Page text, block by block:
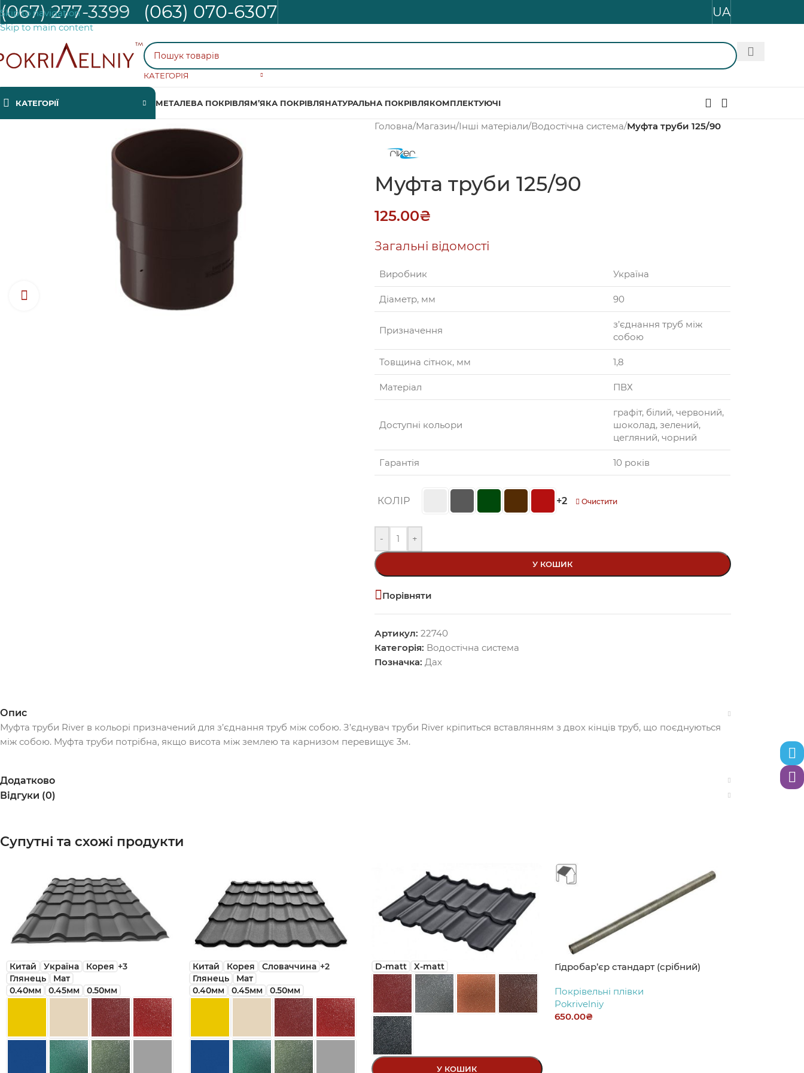
Skip to navigation
Skip to main content
(067) 277-3399 (063) 070-6307 UA
КАТЕГОРІЯ
КАТЕГОРІЇ МЕТАЛЕВА ПОКРІВЛЯМ’ЯКА ПОКРІВЛЯНАТУРАЛЬНА ПОКРІВЛЯКОМПЛЕКТУЮЧІ
Натисніть, щоб збільшити зображення
Головна/Магазин/Інші матеріали/Водостічна система/Муфта труби 125/90
Муфта труби 125/90
125.00₴
Загальні відомості
Виробник Україна
Діаметр, мм 90
Призначення
з’єднання труб між
собою
Товщина сітнок, мм 1,8
Матеріал ПВХ
Доступні кольори
графіт, білий, червоний,
шоколад, зелений,
цегляний, чорний
Гарантія 10 років
КОЛІР +2 Очистити
- +
У КОШИК
Порівняти
Артикул: 22740
Категорія: Водостічна система
Позначка: Дах
Опис
Муфта труби River в кольорі призначений для з’єднання труб між собою. З’єднувач труби River кріпиться вставлянням з двох кінців труб, що поєднуються
між собою. Муфта труби потрібна, якщо висота між землею та карнизом перевищує 3м.
Додатково
Відгуки (0)
Супутні та схожі продукти
Китай Україна Корея +3
Глянець
Мат
0.40мм
0.45мм 0.50мм
Китай Корея Словаччина +2
Глянець
Мат
0.40мм
0.45мм 0.50мм
D-matt X-matt
У КОШИК
Гідробар’єр стандарт (срібний)
Покрівельні плівки
Pokrivelniy
650.00₴